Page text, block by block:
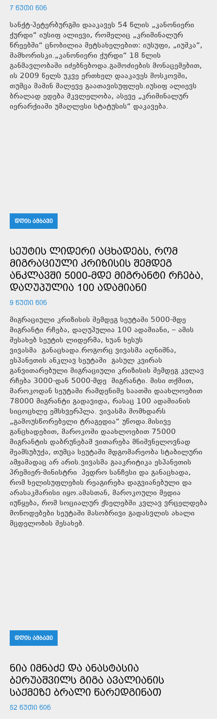
7 ᲬᲣᲗᲘ ᲬᲘᲜ
სანქტ-პეტერბურგში დააკავეს 54 წლის „კანონიერი
ქურდი“ იუსიფ ალიევი, რომელიც „კრიმინალურ
წრეებში“ ცნობილია მეტსახელებით: იუსუფი, „იუშკა“,
შამხორისკი.„კანონიერი ქურდი“ 18 წლის
განმავლობაში იძებნებოდა.გამოძიების მონაცემებით,
ის 2009 წელს უკვე ერთხელ დააკავეს მოსკოვში,
თუმცა მაშინ მალევე გაათავისუფლეს.იუსიფ ალიევს
ბრალად ედება მკვლელობა, ასევე „კრიმინალურ
იერარქიაში უმაღლესი სტატუსის“ დაკავება.
ᲓᲦᲘᲡ ᲐᲛᲑᲐᲕᲘ
ᲡᲔᲣᲢᲘᲡ ᲚᲘᲓᲔᲠᲘ ᲐᲪᲮᲐᲓᲔᲑᲡ, ᲠᲝᲛ
ᲛᲘᲒᲠᲐᲪᲘᲣᲚᲘ ᲙᲠᲘᲖᲘᲡᲘᲡ ᲨᲔᲛᲓᲔᲒ
ᲐᲜᲙᲚᲐᲕᲨᲘ 5000-ᲛᲓᲔ ᲛᲘᲒᲠᲐᲜᲢᲘ ᲠᲩᲔᲑᲐ,
ᲓᲐᲦᲣᲞᲣᲚᲘᲐ 100 ᲐᲓᲐᲛᲘᲐᲜᲘ
9 ᲬᲣᲗᲘ ᲬᲘᲜ
მიგრაციული კრიზისის შემდეგ სეუტაში 5000-მდე
მიგრანტი რჩება, დაღუპულია 100 ადამიანი, – ამის
შესახებ სეუტის ლიდერმა, ხუან ხესუს
ვივასმა განაცხადა.როგორც ვივასმა აღნიშნა,
ესპანეთის ანკლავ სეუტაში გასულ კვირას
განვითარებული მიგრაციული კრიზისის შემდეგ კვლავ
რჩება 3000-დან 5000-მდე მიგრანტი. მისი თქმით,
მაროკოდან სეუტაში რამდენიმე საათში დაახლოებით
78000 მიგრანტი გადავიდა, რასაც 100 ადამიანის
სიცოცხლე ემსხვერპლა. ვივასმა მომხდარს
„გამოუსწორებელი ტრაგედია“ უწოდა.მისივე
განცხადებით, მაროკოში დაახლოებით 75000
მიგრანტის დაბრუნებამ ვითარება მნიშვნელოვნად
შეამსუბუქა, თუმცა სეუტაში მდგომარეობა სტაბილური
ამჟამადაც არ არის.ვივასმა გააკრიტიკა ესპანეთის
პრემიერ-მინისტრი პედრო სანჩესი და განაცხადა,
რომ ხელისუფლების რეაგირება დაგვიანებული და
არასაკმარისი იყო.ამასთან, მაროკოული მედია
იუწყება, რომ სოციალურ ქსელებში კვლავ ვრცელდება
მოწოდებები სეუტაში მასობრივი გადასვლის ახალი
მცდელობის შესახებ.
ᲓᲦᲘᲡ ᲐᲛᲑᲐᲕᲘ
ᲜᲘᲐ ᲘᲛᲜᲐᲫᲔ ᲓᲐ ᲐᲜᲐᲡᲢᲐᲡᲘᲐ
ᲑᲔᲠᲣᲐᲨᲕᲘᲚᲡ ᲒᲘᲒᲐ ᲐᲕᲐᲚᲘᲐᲜᲘᲡ
ᲡᲐᲥᲛᲔᲖᲔ ᲑᲠᲐᲚᲘ ᲬᲐᲠᲔᲓᲒᲘᲜᲐᲗ
52 ᲬᲣᲗᲘ ᲬᲘᲜ